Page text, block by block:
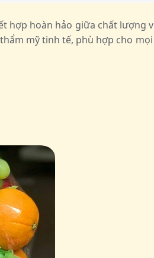
hợp hoàn hảo giữa chất lượng
mỹ tinh tế, phù hợp cho